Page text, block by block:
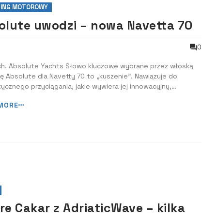
MOTOROWY
uwodzi – nowa Navetta 70
0
Absolute Yachts Słowo kluczowe wybrane przez włoską
Absolute dla Navetty 70 to „kuszenie”. Nawiązuje do
przyciągania, jakie wywiera jej innowacyjny,
wzrok architektury, luksusowego wystroju wnętrza i
Cakar z AdriaticWave – kilka